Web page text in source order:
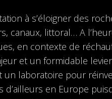
à s’éloigner des
canaux, littoral… A
en contexte de
et un formidable
un laboratoire pour
en Europe